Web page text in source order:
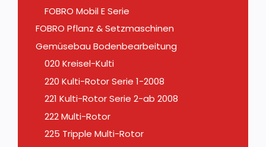
FOBRO Mobil E Serie
FOBRO Pflanz & Setzmaschinen
Gemüsebau Bodenbearbeitung
020 Kreisel-Kulti
220 Kulti-Rotor Serie 1-2008
221 Kulti-Rotor Serie 2-ab 2008
222 Multi-Rotor
225 Tripple Multi-Rotor